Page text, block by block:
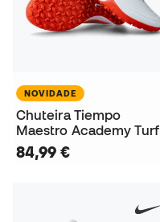
NOVIDADE
Chuteira Tiempo
Maestro Academy Turf
84,99 €